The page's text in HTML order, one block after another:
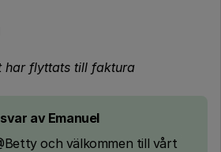
har flyttats till faktura
av Emanuel
och välkommen till vårt